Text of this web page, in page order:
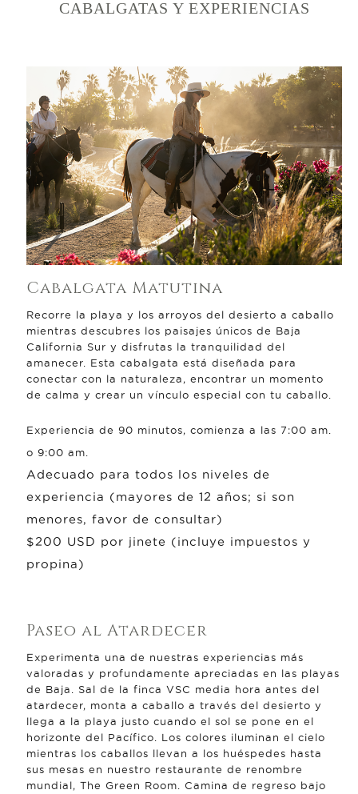
CABALGATAS Y EXPERIENCIAS
Cabalgata Matutina
Recorre la playa y los arroyos del desierto a caballo
mientras descubres los paisajes únicos de Baja
California Sur y disfrutas la tranquilidad del
amanecer. Esta cabalgata está diseñada para
conectar con la naturaleza, encontrar un momento
de calma y crear un vínculo especial con tu caballo.
Experiencia de 90 minutos, comienza a las 7:00 am.
o 9:00 am.
Adecuado para todos los niveles de
experiencia (mayores de 12 años; si son
menores, favor de consultar)
$200 USD por jinete (incluye impuestos y
propina)
Paseo al Atardecer
Experimenta una de nuestras experiencias más
valoradas y profundamente apreciadas en las playas
de Baja. Sal de la finca VSC media hora antes del
atardecer, monta a caballo a través del desierto y
llega a la playa justo cuando el sol se pone en el
horizonte del Pacífico. Los colores iluminan el cielo
mientras los caballos llevan a los huéspedes hasta
sus mesas en nuestro restaurante de renombre
mundial, The Green Room. Camina de regreso bajo